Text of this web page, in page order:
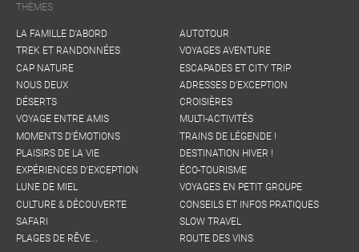
THÈMES
LA FAMILLE D'ABORD
TREK ET RANDONNÉES
CAP NATURE
NOUS DEUX
DÉSERTS
VOYAGE ENTRE AMIS
MOMENTS D'ÉMOTIONS
PLAISIRS DE LA VIE
EXPÉRIENCES D'EXCEPTION
LUNE DE MIEL
CULTURE & DÉCOUVERTE
SAFARI
PLAGES DE RÊVE...
AUTOTOUR
VOYAGES AVENTURE
ESCAPADES ET CITY TRIP
ADRESSES D'EXCEPTION
CROISIÈRES
MULTI-ACTIVITÉS
TRAINS DE LÉGENDE !
DESTINATION HIVER !
ÉCO-TOURISME
VOYAGES EN PETIT GROUPE
CONSEILS ET INFOS PRATIQUES
SLOW TRAVEL
ROUTE DES VINS